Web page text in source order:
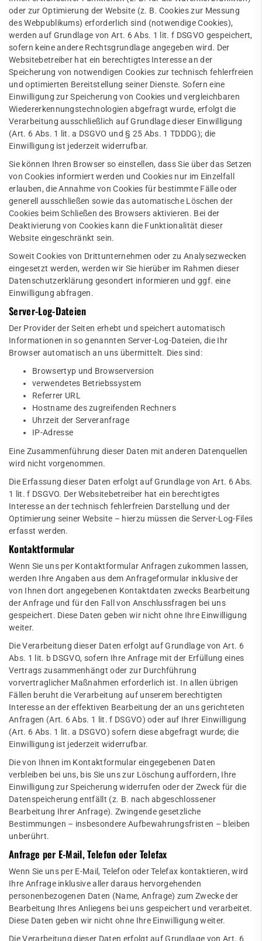
oder zur Optimierung der Website (z. B. Cookies zur Messung
des Webpublikums) erforderlich sind (notwendige Cookies),
werden auf Grundlage von Art. 6 Abs. 1 lit. f DSGVO gespeichert,
sofern keine andere Rechtsgrundlage angegeben wird. Der
Websitebetreiber hat ein berechtigtes Interesse an der
Speicherung von notwendigen Cookies zur technisch fehlerfreien
und optimierten Bereitstellung seiner Dienste. Sofern eine
Einwilligung zur Speicherung von Cookies und vergleichbaren
Wiedererkennungstechnologien abgefragt wurde, erfolgt die
Verarbeitung ausschließlich auf Grundlage dieser Einwilligung
(Art. 6 Abs. 1 lit. a DSGVO und § 25 Abs. 1 TDDDG); die
Einwilligung ist jederzeit widerrufbar.
Sie können Ihren Browser so einstellen, dass Sie über das Setzen
von Cookies informiert werden und Cookies nur im Einzelfall
erlauben, die Annahme von Cookies für bestimmte Fälle oder
generell ausschließen sowie das automatische Löschen der
Cookies beim Schließen des Browsers aktivieren. Bei der
Deaktivierung von Cookies kann die Funktionalität dieser
Website eingeschränkt sein.
Soweit Cookies von Drittunternehmen oder zu Analysezwecken
eingesetzt werden, werden wir Sie hierüber im Rahmen dieser
Datenschutzerklärung gesondert informieren und ggf. eine
Einwilligung abfragen.
Server-Log-Dateien
Der Provider der Seiten erhebt und speichert automatisch
Informationen in so genannten Server-Log-Dateien, die Ihr
Browser automatisch an uns übermittelt. Dies sind:
Browsertyp und Browserversion
verwendetes Betriebssystem
Referrer URL
Hostname des zugreifenden Rechners
Uhrzeit der Serveranfrage
IP-Adresse
Eine Zusammenführung dieser Daten mit anderen Datenquellen
wird nicht vorgenommen.
Die Erfassung dieser Daten erfolgt auf Grundlage von Art. 6 Abs.
1 lit. f DSGVO. Der Websitebetreiber hat ein berechtigtes
Interesse an der technisch fehlerfreien Darstellung und der
Optimierung seiner Website – hierzu müssen die Server-Log-Files
erfasst werden.
Kontaktformular
Wenn Sie uns per Kontaktformular Anfragen zukommen lassen,
werden Ihre Angaben aus dem Anfrageformular inklusive der
von Ihnen dort angegebenen Kontaktdaten zwecks Bearbeitung
der Anfrage und für den Fall von Anschlussfragen bei uns
gespeichert. Diese Daten geben wir nicht ohne Ihre Einwilligung
weiter.
Die Verarbeitung dieser Daten erfolgt auf Grundlage von Art. 6
Abs. 1 lit. b DSGVO, sofern Ihre Anfrage mit der Erfüllung eines
Vertrags zusammenhängt oder zur Durchführung
vorvertraglicher Maßnahmen erforderlich ist. In allen übrigen
Fällen beruht die Verarbeitung auf unserem berechtigten
Interesse an der effektiven Bearbeitung der an uns gerichteten
Anfragen (Art. 6 Abs. 1 lit. f DSGVO) oder auf Ihrer Einwilligung
(Art. 6 Abs. 1 lit. a DSGVO) sofern diese abgefragt wurde; die
Einwilligung ist jederzeit widerrufbar.
Die von Ihnen im Kontaktformular eingegebenen Daten
verbleiben bei uns, bis Sie uns zur Löschung auffordern, Ihre
Einwilligung zur Speicherung widerrufen oder der Zweck für die
Datenspeicherung entfällt (z. B. nach abgeschlossener
Bearbeitung Ihrer Anfrage). Zwingende gesetzliche
Bestimmungen – insbesondere Aufbewahrungsfristen – bleiben
unberührt.
Anfrage per E-Mail, Telefon oder Telefax
Wenn Sie uns per E-Mail, Telefon oder Telefax kontaktieren, wird
Ihre Anfrage inklusive aller daraus hervorgehenden
personenbezogenen Daten (Name, Anfrage) zum Zwecke der
Bearbeitung Ihres Anliegens bei uns gespeichert und verarbeitet.
Diese Daten geben wir nicht ohne Ihre Einwilligung weiter.
Die Verarbeitung dieser Daten erfolgt auf Grundlage von Art. 6